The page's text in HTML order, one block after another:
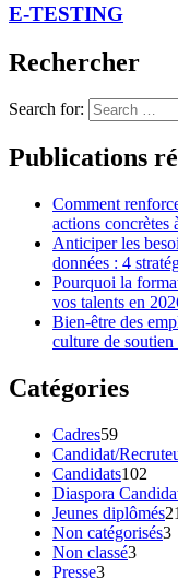
E-TESTING
Rechercher
Search for:
Publications
Comment
actions concrètes
Anticiper les
données : 4
Pourquoi la
vos talents en
Bien-être des
culture de
Catégories
Cadres59
Candidat/
Candidats102
Diaspora
Jeunes diplômés21
Non catégorisés3
Non classé3
Presse3